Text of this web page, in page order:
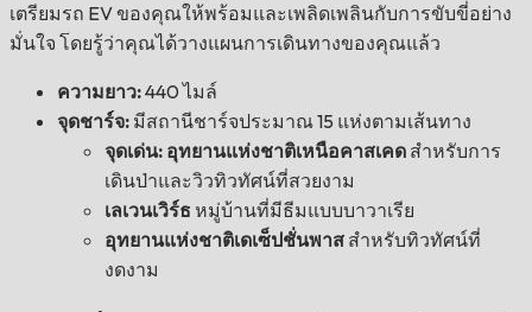
เตรียมรถ EV ของคุณให้พร้อมและเพลิดเพลินกับการขับขี่อย่าง
มั่นใจ โดยรู้ว่าคุณได้วางแผนการเดินทางของคุณแล้ว
ความยาว:440 ไมล์
จุดชาร์จ: มีสถานีชาร์จประมาณ 15 แห่งตามเส้นทาง
จุดเด่น: อุทยานแห่งชาติเหนือคาสเคด สำหรับการ
เดินป่าและวิวทิวทัศน์ที่สวยงาม
เลเวนเวิร์ธ หมู่บ้านที่มีธีมแบบบาวาเรีย
อุทยานแห่งชาติเดเซ็ปชั่นพาส สำหรับทิวทัศน์ที่
งดงาม